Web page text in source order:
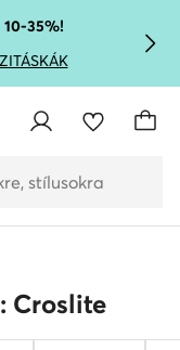
35%!
stílusokra
Croslite